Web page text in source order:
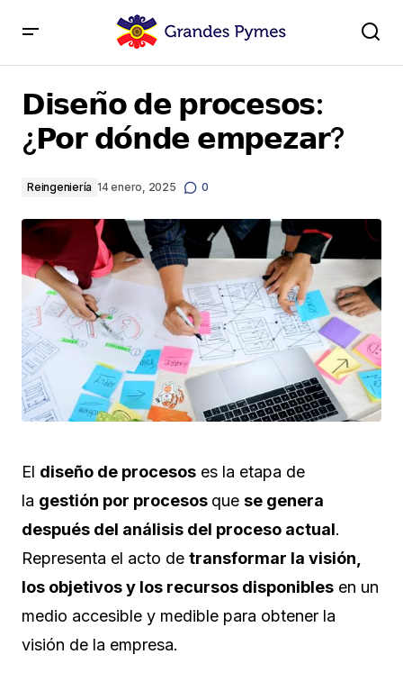
𝗗𝗶𝘀𝗲𝗻̃𝗼 𝗱𝗲 𝗽𝗿𝗼𝗰𝗲𝘀𝗼𝘀:
¿𝗣𝗼𝗿 𝗱𝗼́𝗻𝗱𝗲 𝗲𝗺𝗽𝗲𝘇𝗮𝗿?
Reingeniería 14 enero, 2025 0
El diseño de procesos es la etapa de
la gestión por procesos que se genera
después del análisis del proceso actual.
Representa el acto de transformar la visión,
los objetivos y los recursos disponibles en un
medio accesible y medible para obtener la
visión de la empresa.